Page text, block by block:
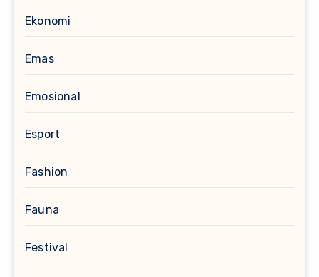
Ekonomi
Emas
Emosional
Esport
Fashion
Fauna
Festival